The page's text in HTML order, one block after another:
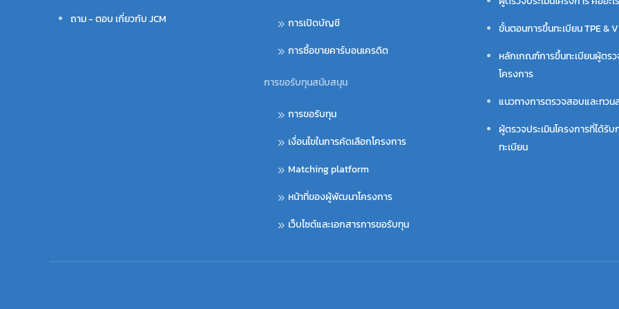
ถาม - ตอบ เกี่ยวกับ JCM
การเปิดบัญชี
การซื้อขายคาร์บอนเครดิต
การขอรับทุนสนับสนุน
การขอรับทุน
เงื่อนไขในการคัดเลือกโครงการ
Matching platform
หน้าที่ของผู้พัฒนาโครงการ
เว็บไซต์และเอกสารการขอรับทุน
ขั้นตอนการขึ้นทะเบียน TPE &
หลักเกณฑ์การขึ้นทะเบียนผู้ตรว
โครงการ
แนวทางการตรวจสอบและทว
ผู้ตรวจประเมินโครงการที่ได้รับ
ทะเบียน